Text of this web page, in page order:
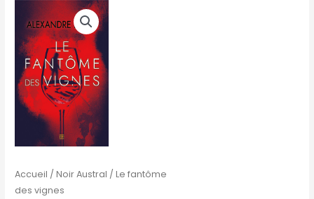
Accueil /Noir Austral / Le fantôme
des vignes